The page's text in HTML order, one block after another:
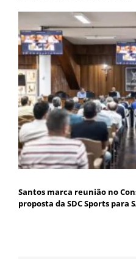
Santos marca reunião no
proposta da SDC Sports para